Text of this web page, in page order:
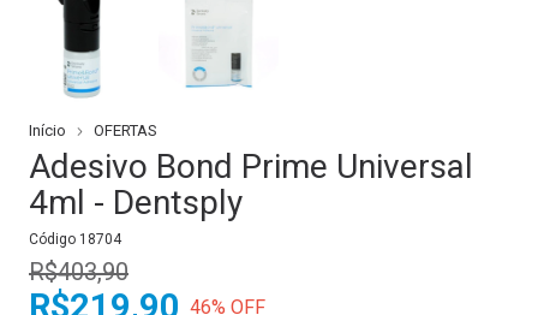
Início OFERTAS
Adesivo Bond Prime Universal
4ml - Dentsply
Código 18704
R$403,90
R$219,90 46% OFF